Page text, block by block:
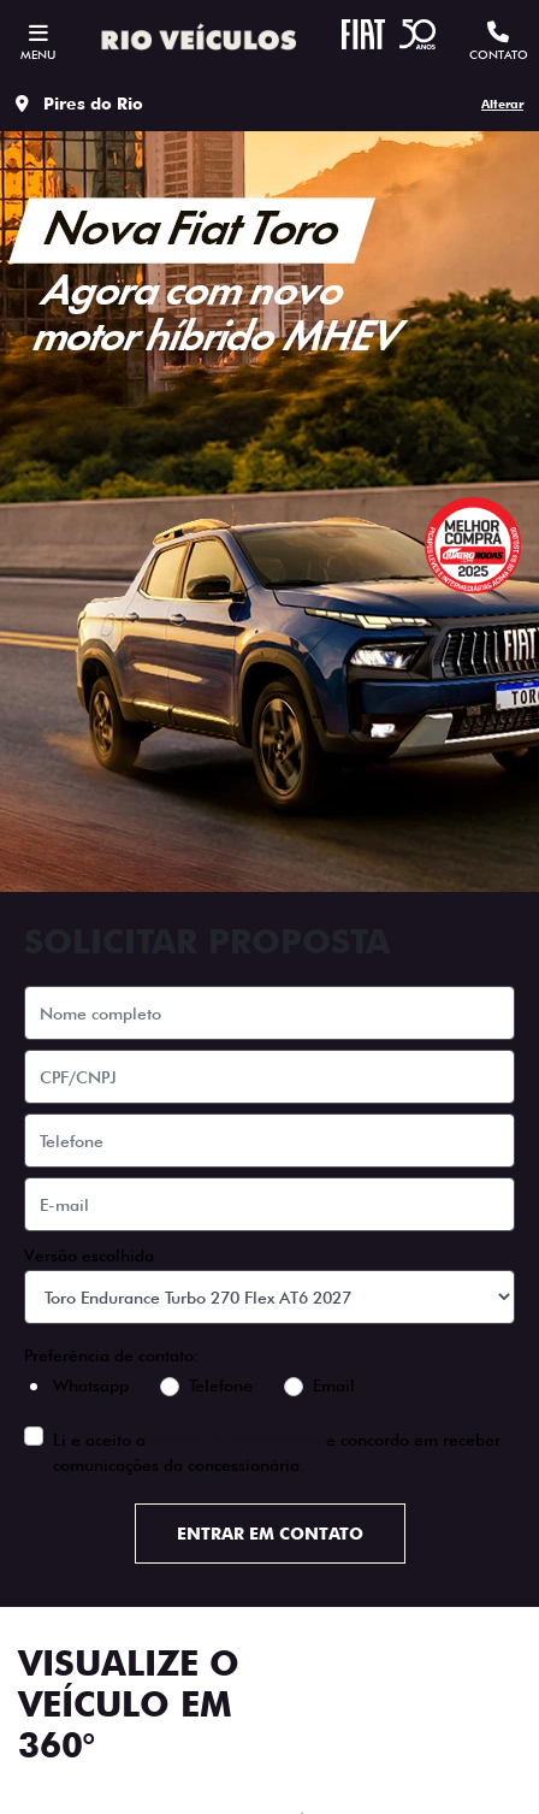
MENU CONTATO
Pires do Rio Alterar
Versão escolhida
Preferência de contato:
Whatsapp
Telefone Email
Li e aceito a
e concordo em receber
comunicações da concessionária.
ENTRAR EM CONTATO
VISUALIZE O
VEÍCULO EM
360°